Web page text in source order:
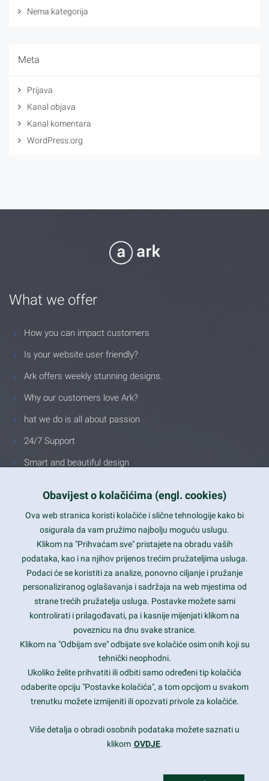
Nema kategorija
Meta
Prijava
Kanal objava
Kanal komentara
WordPress.org
What we offer
How you can impact customers
Is your website user friendly?
Ark offers weekly stunning designs.
Why our customers love Ark?
hat we do is all about passion
24/7 Support
Smart and beautiful design
Latest trends and much more...
Contact Info
1600 Amphitheatre Parkway, Mountain View, CA 94043
prothemes.net@gmail.com
Daily: 9:00 am - 6:00 pm
Sunday: Closed
Copyright 2017FRESHFACE© All Rights Reserved
Obavijest o kolačićima (engl. cookies)
Ova web stranica koristi kolačiće i slične tehnologije kako bi
osigurala da vam pružimo najbolju moguću uslugu.
Klikom na "Prihvaćam sve" pristajete na obradu vaših
podataka, kao i na njihov prijenos trećim pružateljima usluga.
Podaci će se koristiti za analize, ponovno ciljanje i pružanje
personaliziranog oglašavanja i sadržaja na web mjestima od
strane trećih pružatelja usluga. Postavke možete sami
kontrolirati i prilagođavati, pa i kasnije mijenjati klikom na
poveznicu na dnu svake stranice.
Klikom na "Odbijam sve" odbijate sve kolačiće osim onih koji su
tehnički neophodni.
Ukoliko želite prihvatiti ili odbiti samo određeni tip kolačića
odaberite opciju "Postavke kolačića", a tom opcijom u svakom
trenutku možete izmijeniti ili opozvati privole za kolačiće.
Više detalja o obradi osobnih podataka možete saznati u
klikom OVDJE.